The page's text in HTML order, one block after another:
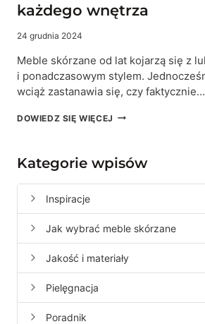
każdego wnętrza
24 grudnia 2024
Meble skórzane od lat kojarzą się z
i ponadczasowym stylem.
wciąż zastanawia się, czy faktycznie…
DOWIEDZ SIĘ WIĘCEJ 7
MEBLE
DO
KAŻDEGO
WNĘTRZA
Kategorie wpisów
Inspiracje
Jak wybrać meble skórzane
Jakość i materiały
Pielęgnacja
Poradnik